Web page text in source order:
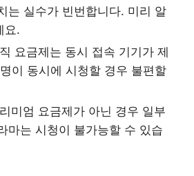
는 실수가 빈번합니다. 미리 알
요.
요금제는 동시 접속 기기가 제
이 동시에 시청할 경우 불편할
미엄 요금제가 아닌 경우 일부
마는 시청이 불가능할 수 있습